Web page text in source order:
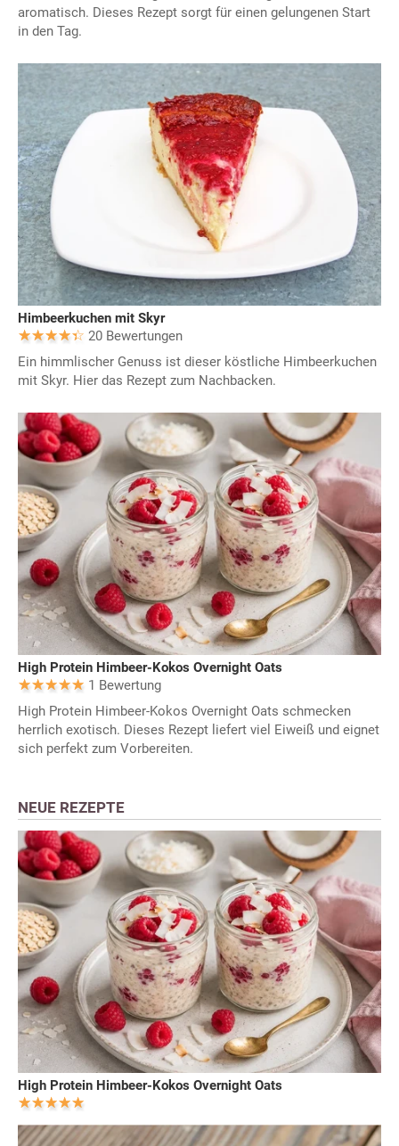
aromatisch. Dieses Rezept sorgt für einen gelungenen Start
in den Tag.
Himbeerkuchen mit Skyr
20 Bewertungen
Ein himmlischer Genuss ist dieser köstliche Himbeerkuchen
mit Skyr. Hier das Rezept zum Nachbacken.
High Protein Himbeer-Kokos Overnight Oats
1 Bewertung
High Protein Himbeer-Kokos Overnight Oats schmecken
herrlich exotisch. Dieses Rezept liefert viel Eiweiß und eignet
sich perfekt zum Vorbereiten.
NEUE REZEPTE
High Protein Himbeer-Kokos Overnight Oats